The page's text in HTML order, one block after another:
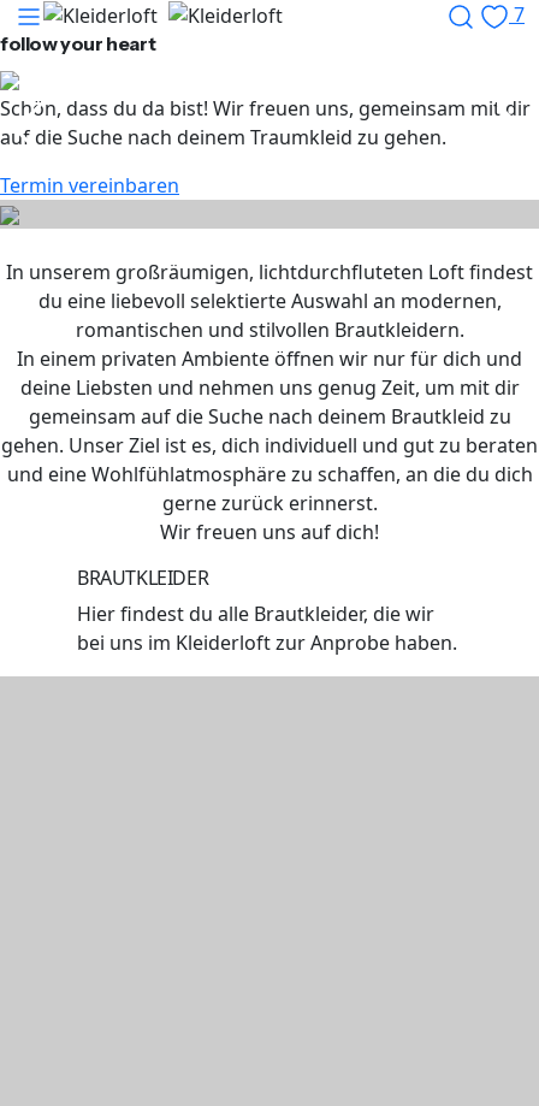
7
follow your heart
Schön, dass du da bist! Wir freuen uns, gemeinsam mit dir
auf die Suche nach deinem Traumkleid zu gehen.
Termin vereinbaren
In unserem großräumigen, lichtdurchfluteten Loft findest
du eine liebevoll selektierte Auswahl an modernen,
romantischen und stilvollen Brautkleidern.
In einem privaten Ambiente öffnen wir nur für dich und
deine Liebsten und nehmen uns genug Zeit, um mit dir
gemeinsam auf die Suche nach deinem Brautkleid zu
gehen. Unser Ziel ist es, dich individuell und gut zu beraten
und eine Wohlfühlatmosphäre zu schaffen, an die du dich
gerne zurück erinnerst.
Wir freuen uns auf dich!
BRAUTKLEIDER
Hier findest du alle Brautkleider, die wir
bei uns im Kleiderloft zur Anprobe haben.